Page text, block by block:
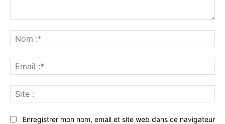
:*
:*
:
Enregistrer mon nom, email et site web dans ce navigateur